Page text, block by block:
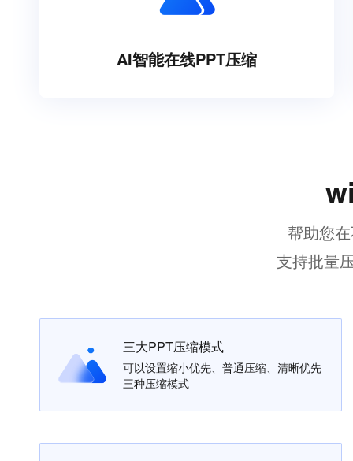
AI智能在线PPT压缩
帮助您
支持批量
三大PPT压缩模式
可以设置缩小优先、普通压缩、清晰优先
三种压缩模式